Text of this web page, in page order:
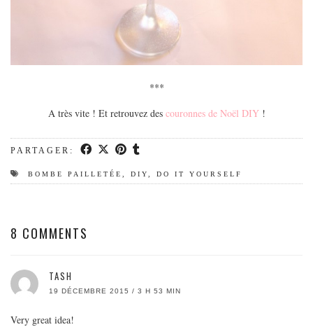
***
A très vite ! Et retrouvez des couronnes de Noël DIY!
PARTAGER:
BOMBE PAILLETÉE DIY DO IT YOURSELF
8 COMMENTS
TASH
19 DÉCEMBRE 2015 / 3 H 53 MIN
Very great idea!